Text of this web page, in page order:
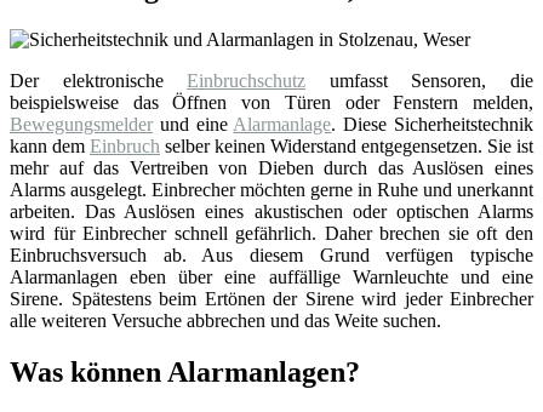
Der elektronischeEinbruchschutz umfasst Sensoren, die
beispielsweise das Öffnen von Türen oder Fenstern melden,
Bewegungsmelder und eine Alarmanlage. Diese Sicherheitstechnik
kann dem Einbruch selber keinen Widerstand entgegensetzen. Sie ist
mehr auf das Vertreiben von Dieben durch das Auslösen eines
Alarms ausgelegt. Einbrecher möchten gerne in Ruhe und unerkannt
arbeiten. Das Auslösen eines akustischen oder optischen Alarms
wird für Einbrecher schnell gefährlich. Daher brechen sie oft den
Einbruchsversuch ab. Aus diesem Grund verfügen typische
Alarmanlagen eben über eine auffällige Warnleuchte und eine
Sirene. Spätestens beim Ertönen der Sirene wird jeder Einbrecher
alle weiteren Versuche abbrechen und das Weite suchen.
Was können Alarmanlagen?